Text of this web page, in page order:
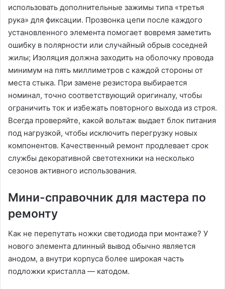
использовать дополнительные зажимы типа «третья
рука» для фиксации. Прозвонка цепи после каждого
установленного элемента помогает вовремя заметить
ошибку в полярности или случайный обрыв соседней
жилы; Изоляция должна заходить на оболочку провода
минимум на пять миллиметров с каждой стороны от
места стыка. При замене резистора выбирается
номинал, точно соответствующий оригиналу, чтобы
ограничить ток и избежать повторного выхода из строя.
Всегда проверяйте, какой вольтаж выдает блок питания
под нагрузкой, чтобы исключить перегрузку новых
компонентов. Качественный ремонт продлевает срок
службы декоративной светотехники на несколько
сезонов активного использования.
Мини-справочник для мастера по
ремонту
Как не перепутать ножки светодиода при монтаже? У
нового элемента длинный вывод обычно является
анодом, а внутри корпуса более широкая часть
подложки кристалла — катодом.